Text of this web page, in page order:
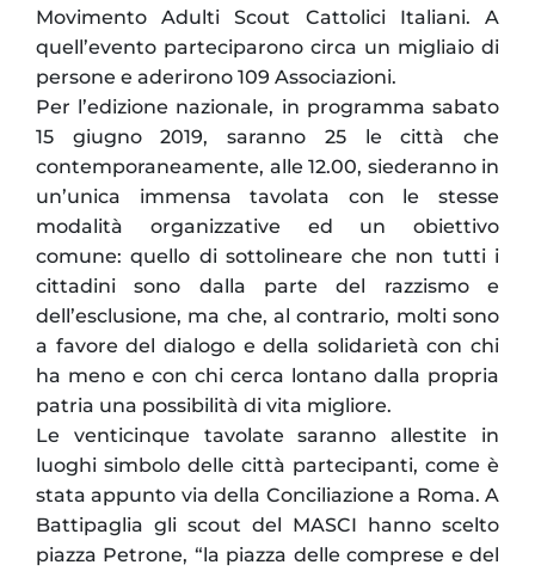
Movimento Adulti Scout Cattolici Italiani. A
quell’evento parteciparono circa un migliaio di
persone e aderirono 109 Associazioni.
Per l’edizione nazionale, in programma sabato
15 giugno 2019, saranno 25 le città che
contemporaneamente, alle 12.00, siederanno in
un’unica immensa tavolata con le stesse
modalità organizzative ed un obiettivo
comune: quello di sottolineare che non tutti i
cittadini sono dalla parte del razzismo e
dell’esclusione, ma che, al contrario, molti sono
a favore del dialogo e della solidarietà con chi
ha meno e con chi cerca lontano dalla propria
patria una possibilità di vita migliore.
Le venticinque tavolate saranno allestite in
luoghi simbolo delle città partecipanti, come è
stata appunto via della Conciliazione a Roma. A
Battipaglia gli scout del MASCI hanno scelto
piazza Petrone, “la piazza delle comprese e del